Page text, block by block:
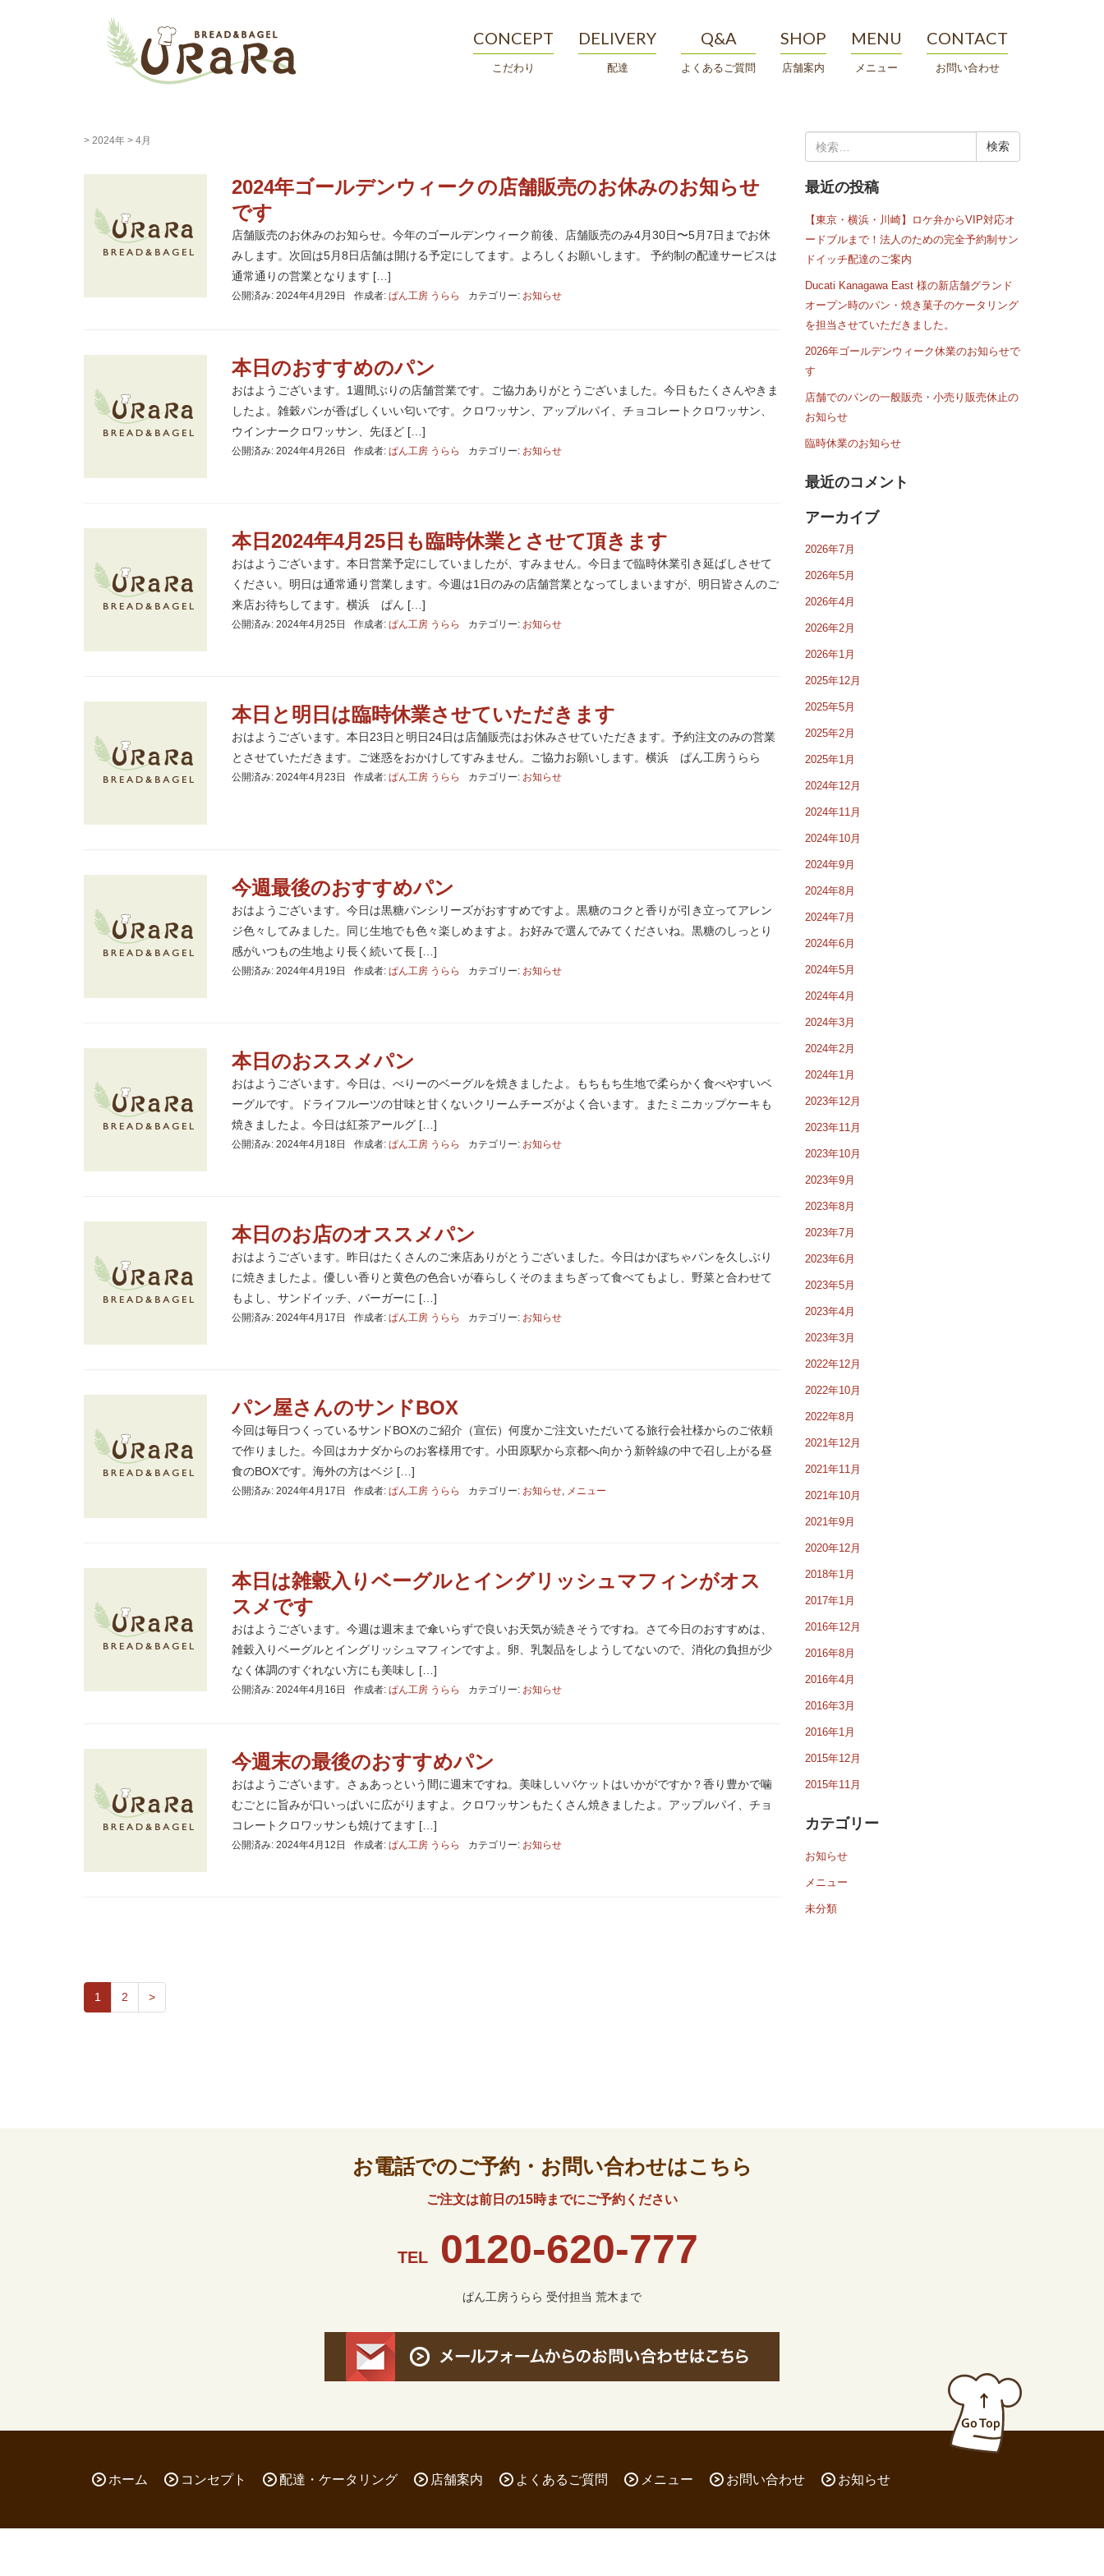
CONCEPT
こだわり
DELIVERY
配達
Q&A
よくあるご質問
SHOP
店舗案内
MENU
メニュー
CONTACT
お問い合わせ
> 2024年 > 4月
2024年ゴールデンウィークの店舗販売のお休みのお知らせ
です
店舗販売のお休みのお知らせ。今年のゴールデンウィーク前後、店舗販売のみ4月30日〜5月7日までお休
みします。次回は5月8日店舗は開ける予定にしてます。よろしくお願いします。 予約制の配達サービスは
通常通りの営業となります […]
公開済み: 2024年4月29日 作成者: ぱん工房 うらら カテゴリー: お知らせ
本日のおすすめのパン
おはようございます。1週間ぶりの店舗営業です。ご協力ありがとうございました。今日もたくさんやきま
したよ。雑穀パンが香ばしくいい匂いです。クロワッサン、アップルパイ、チョコレートクロワッサン、
ウインナークロワッサン、先ほど […]
公開済み: 2024年4月26日 作成者: ぱん工房 うらら カテゴリー: お知らせ
本日2024年4月25日も臨時休業とさせて頂きます
おはようございます。本日営業予定にしていましたが、すみません。今日まで臨時休業引き延ばしさせて
ください。明日は通常通り営業します。今週は1日のみの店舗営業となってしまいますが、明日皆さんのご
来店お待ちしてます。横浜 ぱん […]
公開済み: 2024年4月25日 作成者: ぱん工房 うらら カテゴリー: お知らせ
本日と明日は臨時休業させていただきます
おはようございます。本日23日と明日24日は店舗販売はお休みさせていただきます。予約注文のみの営業
とさせていただきます。ご迷惑をおかけしてすみません。ご協力お願いします。横浜 ぱん工房うらら
公開済み: 2024年4月23日 作成者: ぱん工房 うらら カテゴリー: お知らせ
今週最後のおすすめパン
おはようございます。今日は黒糖パンシリーズがおすすめですよ。黒糖のコクと香りが引き立ってアレン
ジ色々してみました。同じ生地でも色々楽しめますよ。お好みで選んでみてくださいね。黒糖のしっとり
感がいつもの生地より長く続いて長 […]
公開済み: 2024年4月19日 作成者: ぱん工房 うらら カテゴリー: お知らせ
本日のおススメパン
おはようございます。今日は、べりーのベーグルを焼きましたよ。もちもち生地で柔らかく食べやすいベ
ーグルです。ドライフルーツの甘味と甘くないクリームチーズがよく合います。またミニカップケーキも
焼きましたよ。今日は紅茶アールグ […]
公開済み: 2024年4月18日 作成者: ぱん工房 うらら カテゴリー: お知らせ
本日のお店のオススメパン
おはようございます。昨日はたくさんのご来店ありがとうございました。今日はかぼちゃパンを久しぶり
に焼きましたよ。優しい香りと黄色の色合いが春らしくそのままちぎって食べてもよし、野菜と合わせて
もよし、サンドイッチ、バーガーに […]
公開済み: 2024年4月17日 作成者: ぱん工房 うらら カテゴリー: お知らせ
パン屋さんのサンドBOX
今回は毎日つくっているサンドBOXのご紹介（宣伝）何度かご注文いただいてる旅行会社様からのご依頼
で作りました。今回はカナダからのお客様用です。小田原駅から京都へ向かう新幹線の中で召し上がる昼
食のBOXです。海外の方はベジ […]
公開済み: 2024年4月17日 作成者: ぱん工房 うらら カテゴリー: お知らせ, メニュー
本日は雑穀入りベーグルとイングリッシュマフィンがオス
スメです
おはようございます。今週は週末まで傘いらずで良いお天気が続きそうですね。さて今日のおすすめは、
雑穀入りベーグルとイングリッシュマフィンですよ。卵、乳製品をしようしてないので、消化の負担が少
なく体調のすぐれない方にも美味し […]
公開済み: 2024年4月16日 作成者: ぱん工房 うらら カテゴリー: お知らせ
今週末の最後のおすすめパン
おはようございます。さぁあっという間に週末ですね。美味しいバケットはいかがですか？香り豊かで噛
むごとに旨みが口いっぱいに広がりますよ。クロワッサンもたくさん焼きましたよ。アップルパイ、チョ
コレートクロワッサンも焼けてます […]
公開済み: 2024年4月12日 作成者: ぱん工房 うらら カテゴリー: お知らせ
1 2 >
索:
最近の投稿
【東京・横浜・川崎】ロケ弁からVIP対応オ
ードブルまで！法人のための完全予約制サン
ドイッチ配達のご案内
Ducati Kanagawa East 様の新店舗グランド
オープン時のパン・焼き菓子のケータリング
を担当させていただきました。
2026年ゴールデンウィーク休業のお知らせで
す
店舗でのパンの一般販売・小売り販売休止の
お知らせ
臨時休業のお知らせ
最近のコメント
アーカイブ
2026年7月
2026年5月
2026年4月
2026年2月
2026年1月
2025年12月
2025年5月
2025年2月
2025年1月
2024年12月
2024年11月
2024年10月
2024年9月
2024年8月
2024年7月
2024年6月
2024年5月
2024年4月
2024年3月
2024年2月
2024年1月
2023年12月
2023年11月
2023年10月
2023年9月
2023年8月
2023年7月
2023年6月
2023年5月
2023年4月
2023年3月
2022年12月
2022年10月
2022年8月
2021年12月
2021年11月
2021年10月
2021年9月
2020年12月
2018年1月
2017年1月
2016年12月
2016年8月
2016年4月
2016年3月
2016年1月
2015年12月
2015年11月
カテゴリー
お知らせ
メニュー
未分類
お電話でのご予約・お問い合わせはこちら
ご注文は前日の15時までにご予約ください
TEL 0120-620-777
ぱん工房うらら 受付担当 荒木まで
ホーム コンセプト 配達・ケータリング 店舗案内 よくあるご質問 メニュー お問い合わせ お知らせ